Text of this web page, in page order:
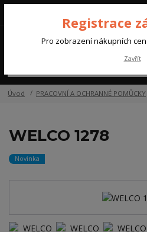
(Po-Pá, 07:00-15:30 hod.)
Úvod PRACOVNÍ A OCHRANNÉ POMŮCKY
WELCO 1278
Novinka
Registrace
Pro zobrazení nákupních
Zavřít